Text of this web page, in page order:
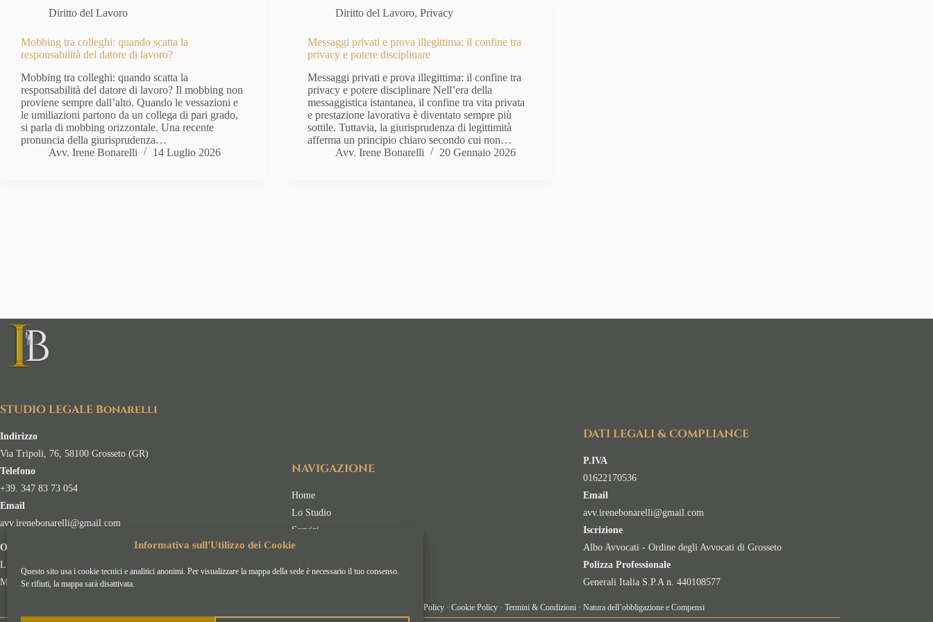
Informativa sull'Utilizzo dei Cookie
Questo sito usa i cookie tecnici e analitici anonimi. Per visualizzare la mappa della sede è necessario il tuo consenso.
Se rifiuti, la mappa sarà disattivata.
Diritto del Lavoro
Mobbing tra colleghi: quando scatta la
responsabilità del datore di lavoro?
Mobbing tra colleghi: quando scatta la
responsabilità del datore di lavoro? Il mobbing non
proviene sempre dall’alto. Quando le vessazioni e
le umiliazioni partono da un collega di pari grado,
si parla di mobbing orizzontale. Una recente
pronuncia della giurisprudenza…
Avv. Irene Bonarelli
14 Luglio 2026
Diritto del Lavoro,Privacy
Messaggi privati e prova illegittima: il confine tra
privacy e potere disciplinare
Messaggi privati e prova illegittima: il confine tra
privacy e potere disciplinare Nell’era della
messaggistica istantanea, il confine tra vita privata
e prestazione lavorativa è diventato sempre più
sottile. Tuttavia, la giurisprudenza di legittimità
afferma un principio chiaro secondo cui non…
Avv. Irene Bonarelli
20 Gennaio 2026
STUDIO LEGALE Bonarelli
Indirizzo
Via Tripoli, 76, 58100 Grosseto (GR)
Telefono
+39. 347 83 73 054
Email
avv.irenebonarelli@gmail.com
Orari
Lunedì - Venerdì: 09:30 - 18:30
Martedì: 09:30 - 13:30
NAVIGAZIONE
Home
Lo Studio
Servizi
Aree di Attività
DATI LEGALI & COMPLIANCE
P.IVA
01622170536
Email
avv.irenebonarelli@gmail.com
Iscrizione
Albo Avvocati - Ordine degli Avvocati di Grosseto
Polizza Professionale
Generali Italia S.P.A n. 440108577
Privacy Policy· Cookie Policy· Termini & Condizioni· Natura dell’obbligazione e Compensi